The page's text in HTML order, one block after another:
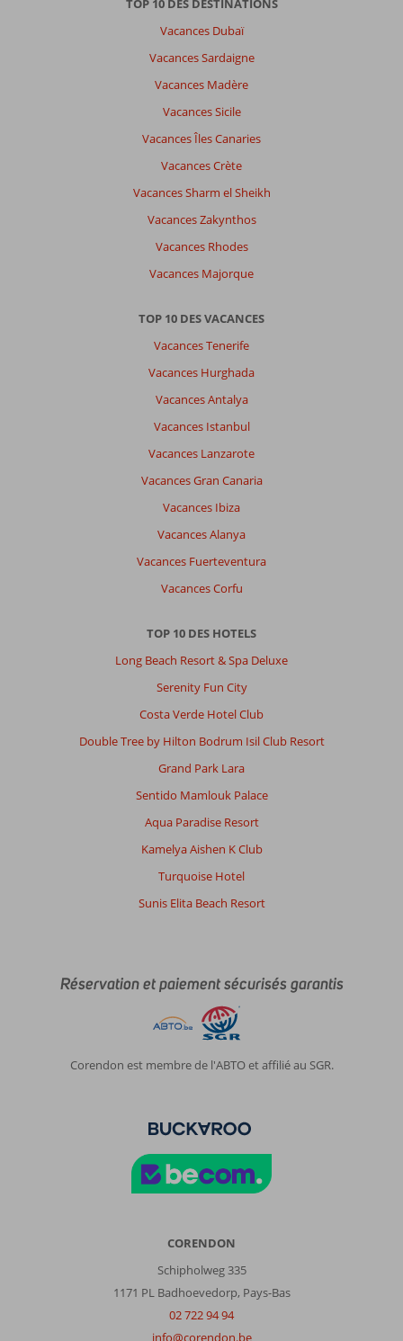
TOP 10 DES DESTINATIONS
Vacances Dubaï
Vacances Sardaigne
Vacances Madère
Vacances Sicile
Vacances Îles Canaries
Vacances Crète
Vacances Sharm el Sheikh
Vacances Zakynthos
Vacances Rhodes
Vacances Majorque
TOP 10 DES VACANCES
Vacances Tenerife
Vacances Hurghada
Vacances Antalya
Vacances Istanbul
Vacances Lanzarote
Vacances Gran Canaria
Vacances Ibiza
Vacances Alanya
Vacances Fuerteventura
Vacances Corfu
TOP 10 DES HOTELS
Long Beach Resort & Spa Deluxe
Serenity Fun City
Costa Verde Hotel Club
Double Tree by Hilton Bodrum Isil Club Resort
Grand Park Lara
Sentido Mamlouk Palace
Aqua Paradise Resort
Kamelya Aishen K Club
Turquoise Hotel
Sunis Elita Beach Resort
Réservation et paiement sécurisés garantis
Corendon est membre de l'ABTO et affilié au SGR.
CORENDON
Schipholweg 335
1171 PL Badhoevedorp, Pays-Bas
02 722 94 94
info@corendon.be